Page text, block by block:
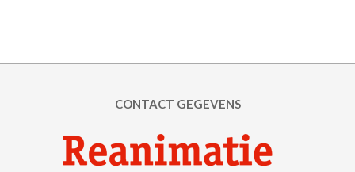
CONTACT GEGEVENS